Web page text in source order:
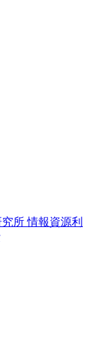
所 情報資源利